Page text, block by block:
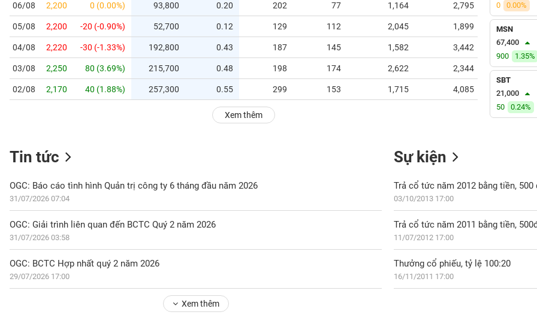
06/08 2,200 0 (0.00%) 93,800 0.20 202 77 1,164 2,795 0.00
05/08 2,200 -20 (-0.90%) 52,700 0.12 129 112 2,045 1,899 0.01
04/08 2,220 -30 (-1.33%) 192,800 0.43 187 145 1,582 3,442 0.00
03/08 2,250 80 (3.69%) 215,700 0.48 198 174 2,622 2,344 0.01
02/08 2,170 40 (1.88%) 257,300 0.55 299 153 1,715 4,085 0.03
Xem thêm
0
0.00%
MSN
67,400
900
1.35%
SBT
21,000
50
0.24%
Tin tức
OGC: Báo cáo tình hình Quản trị công ty 6 tháng đầu năm 2026
31/07/2026 07:04
OGC: Giải trình liên quan đến BCTC Quý 2 năm 2026
31/07/2026 03:58
OGC: BCTC Hợp nhất quý 2 năm 2026
29/07/2026 17:00
Xem thêm
Sự kiện
Trả cổ tức năm 2012 bằng tiền, 500
03/10/2013 17:00
Trả cổ tức năm 2011 bằng tiền,
11/07/2012 17:00
Thưởng cổ phiếu, tỷ lệ 100:20
16/11/2011 17:00
PHÂN
TÍCH
VIETSTOCKFINANCE
DOANH
NGHIỆP
CỔ
PHIẾU